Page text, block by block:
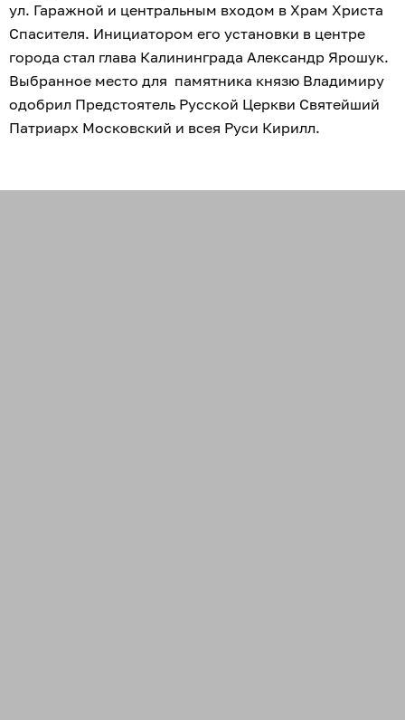
ул. Гаражной и центральным входом в Храм Христа
Спасителя. Инициатором его установки в центре
города стал глава Калининграда Александр Ярошук.
Выбранное место для памятника князю Владимиру
одобрил Предстоятель Русской Церкви Святейший
Патриарх Московский и всея Руси Кирилл.